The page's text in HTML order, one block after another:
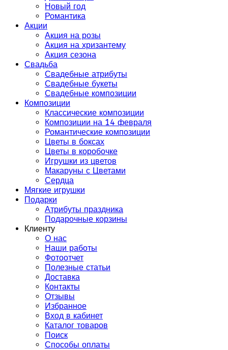
Новый год
Романтика
Акции
Акция на розы
Акция на хризантему
Акция сезона
Свадьба
Свадебные атрибуты
Свадебные букеты
Свадебные композиции
Композиции
Классические композиции
Композиции на 14 февраля
Романтические композиции
Цветы в боксах
Цветы в коробочке
Игрушки из цветов
Макаруны с Цветами
Сердца
Мягкие игрушки
Подарки
Атрибуты праздника
Подарочные корзины
Клиенту
О нас
Наши работы
Фотоотчет
Полезные статьи
Доставка
Контакты
Отзывы
Избранное
Вход в кабинет
Каталог товаров
Поиск
Способы оплаты